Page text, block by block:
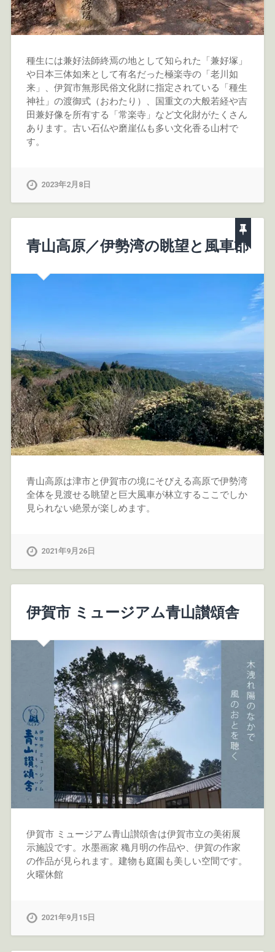
種生には兼好法師終焉の地として知られた「兼好塚」
や日本三体如来として有名だった極楽寺の「老川如
来」、伊賀市無形民俗文化財に指定されている「種生
神社」の渡御式（おわたり）、国重文の大般若経や吉
田兼好像を所有する「常楽寺」など文化財がたくさん
あります。古い石仏や磨崖仏も多い文化香る山村で
す。
2023年2月8日
青山高原／伊勢湾の眺望と風車郡
青山高原は津市と伊賀市の境にそびえる高原で伊勢湾
全体を見渡せる眺望と巨大風車が林立するここでしか
見られない絶景が楽しめます。
2021年9月26日
伊賀市 ミュージアム青山讃頌舎
伊賀市 ミュージアム青山讃頌舎は伊賀市立の美術展
示施設です。水墨画家 穐月明の作品や、伊賀の作家
の作品が見られます。建物も庭園も美しい空間です。
火曜休館
2021年9月15日